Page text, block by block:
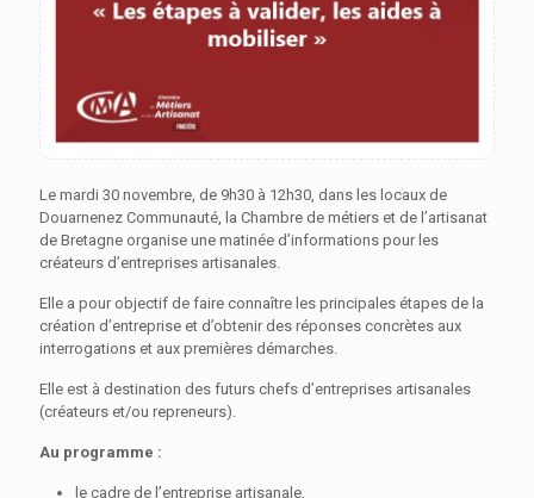
Le mardi 30 novembre, de 9h30 à 12h30, dans les locaux de
Douarnenez Communauté, la Chambre de métiers et de l’artisanat
de Bretagne organise une matinée d’informations pour les
créateurs d’entreprises artisanales.
Elle a pour objectif de faire connaître les principales étapes de la
création d’entreprise et d’obtenir des réponses concrètes aux
interrogations et aux premières démarches.
Elle est à destination des futurs chefs d’entreprises artisanales
(créateurs et/ou repreneurs).
Au programme :
le cadre de l’entreprise artisanale,